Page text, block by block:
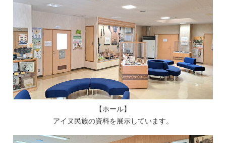
【ホール】
アイヌ民族の資料を展示しています。